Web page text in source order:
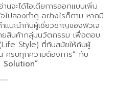
นจะได้ไอเดียการออกแบบเพิ่ม
ไปลองทำดู อย่างไรก็ตาม หากมี
นะนำกับผู้เชี่ยวชาญของฟิวเจ
ยสินค้ากลุ่มนวัตกรรม เพื่อตอบ
Style) ที่ทันสมัยให้กับผู้
ครบทุกความต้องการ” กับ